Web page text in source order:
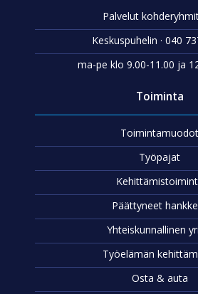
Palvelut
Keskuspuhelin · 040
ma-pe klo 9.00-11.00 ja
Toiminta
Toimintamuodot
Työpajat
Päättyneet
Yhteiskunnallinen
Työelämän
Osta & auta